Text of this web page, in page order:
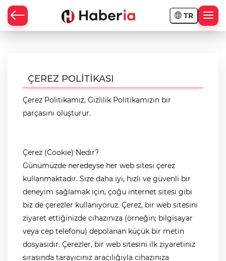
TR
ÇEREZ POLİTİKASI
Çerez Politikamız, Gizlilik Politikamızın bir
parçasını oluşturur.
Çerez (Cookie) Nedir?
Günümüzde neredeyse her web sitesi çerez
kullanmaktadır. Size daha iyi, hızlı ve güvenli bir
deneyim sağlamak için, çoğu internet sitesi gibi
biz de çerezler kullanıyoruz. Çerez, bir web sitesini
ziyaret ettiğinizde cihazınıza (örneğin; bilgisayar
veya cep telefonu) depolanan küçük bir metin
dosyasıdır. Çerezler, bir web sitesini ilk ziyaretiniz
sırasında tarayıcınız aracılığıyla cihazınıza